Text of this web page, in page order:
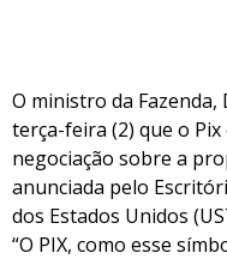
O ministro da
terça-feira (2) que o
negociação sobre a
anunciada pelo
dos Estados Unidos
“O PIX, como esse